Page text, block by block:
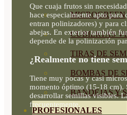
MICROGREEN
CUBIERTAS
TIRAS DE
BOMBAS DE
BANDEJAS Y
PROFESIONALES
Que cuaja frutos sin
hace especialmente apto
entran polinizadores) y para
abejas. En exterior también
depende de la polinización
¿Realmente no tiene
Tiene muy pocas y casi
momento óptimo (15-18 cm).
desarrollar semillas visibles.
frecuentemente.